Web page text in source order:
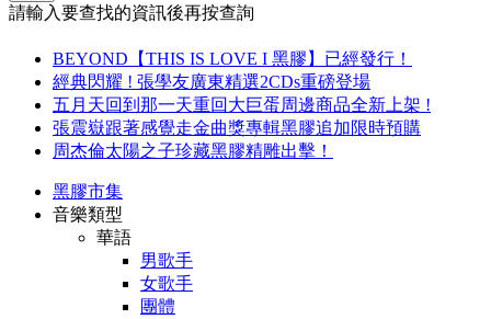
請輸入要查找的資訊後再按查詢
BEYOND【THIS IS LOVE I 黑膠】已經發行！
經典閃耀 ! 張學友廣東精選2CDs重磅登場
五月天回到那一天重回大巨蛋周邊商品全新上架 !
張震嶽跟著感覺走金曲獎專輯黑膠追加限時預購
周杰倫太陽之子珍藏黑膠精雕出擊！
黑膠市集
音樂類型
華語
男歌手
女歌手
團體